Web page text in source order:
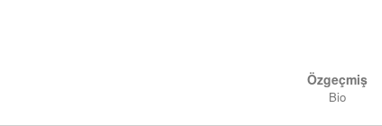
Özgeçmiş
Bio